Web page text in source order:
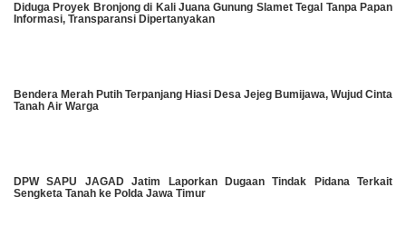
Diduga Proyek Bronjong di Kali Juana Gunung Slamet Tegal Tanpa Papan
Informasi, Transparansi Dipertanyakan
Bendera Merah Putih Terpanjang Hiasi Desa Jejeg Bumijawa, Wujud Cinta
Tanah Air Warga
DPW SAPU JAGAD Jatim Laporkan Dugaan Tindak Pidana Terkait
Sengketa Tanah ke Polda Jawa Timur